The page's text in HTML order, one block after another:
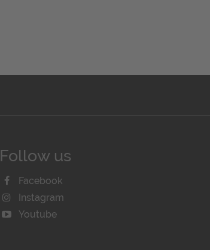
Follow us
Facebook
Instagram
Youtube